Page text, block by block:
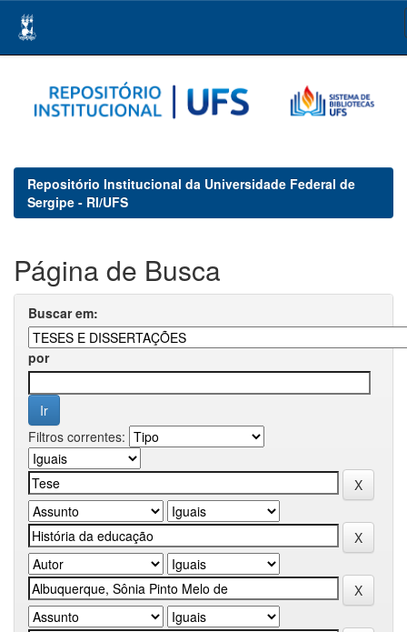
navigation
Repositório Institucional da Universidade Federal de
Sergipe - RI/UFS
Página de Busca
Buscar em:
por
Filtros correntes: